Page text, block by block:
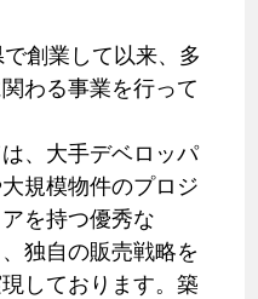
創業して以来、多
わる事業を行って
、大手デベロッパ
規模物件のプロジ
を持つ優秀な
独自の販売戦略を
しております。築